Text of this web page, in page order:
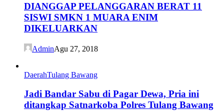
DIANGGAP PELANGGARAN BERAT 11
SISWI SMKN 1 MUARA ENIM
DIKELUARKAN
AdminAgu 27, 2018
DaerahTulang Bawang
Jadi Bandar Sabu di Pagar Dewa, Pria ini
ditangkap Satnarkoba Polres Tulang Bawang